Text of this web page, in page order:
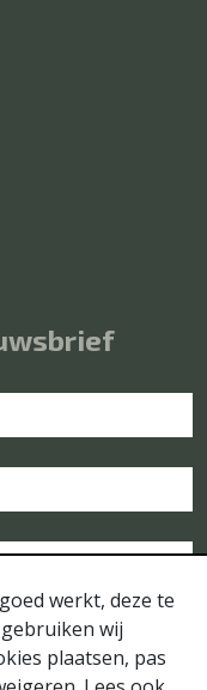
werkt, deze te
wij
plaatsen, pas